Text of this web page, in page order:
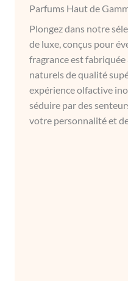
Parfums Haut de
Plongez dans notre
de luxe, conçus pour
fragrance est
naturels de qualité
expérience olfactive
séduire par des
votre personnalité et